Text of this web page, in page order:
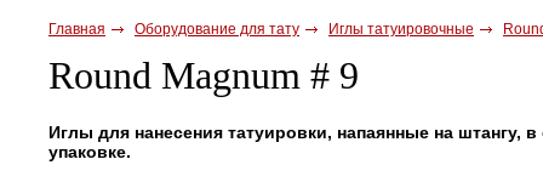
Главная Оборудование для тату Иглы татуировочные
Round Magnum # 9
Иглы для нанесения татуировки, напаянные на штангу,
упаковке.